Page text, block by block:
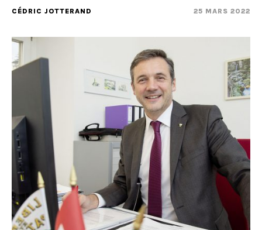
CÉDRIC JOTTERAND 25 MARS 2022